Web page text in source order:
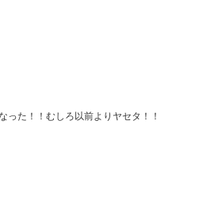
た！！むしろ以前よりヤセタ！！